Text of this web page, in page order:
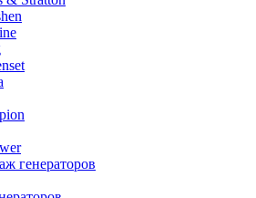
генераторов